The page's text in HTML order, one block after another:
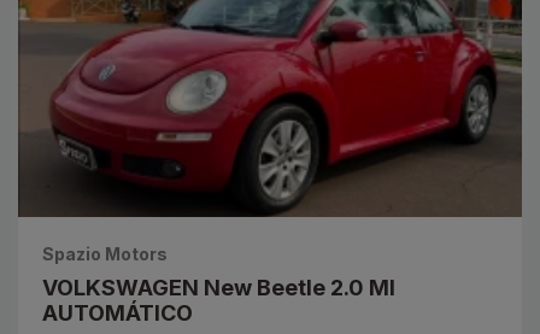
Spazio Motors
VOLKSWAGEN New Beetle 2.0 MI
AUTOMÁTICO